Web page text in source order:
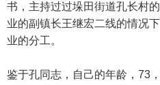
书，主持过过垛田街道孔长村
业的副镇长王继宏二线的情况
业的分工。
鉴于孔同志，自己的年龄，73